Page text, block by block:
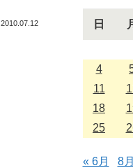
2010.07.12 日
4
11
18
25
« 6月 8